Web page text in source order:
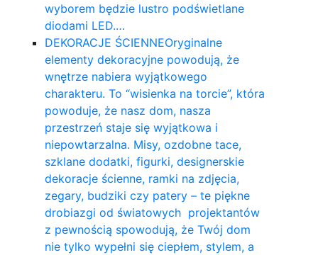
wyborem będzie lustro podświetlane
diodami LED.…
DEKORACJE ŚCIENNEOryginalne
elementy dekoracyjne powodują, że
wnętrze nabiera wyjątkowego
charakteru. To “wisienka na torcie”, która
powoduje, że nasz dom, nasza
przestrzeń staje się wyjątkowa i
niepowtarzalna. Misy, ozdobne tace,
szklane dodatki, figurki, designerskie
dekoracje ścienne, ramki na zdjęcia,
zegary, budziki czy patery – te piękne
drobiazgi od światowych projektantów
z pewnością spowodują, że Twój dom
nie tylko wypełni się ciepłem, stylem, a